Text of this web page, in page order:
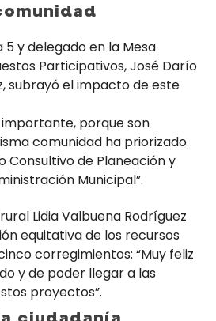
5 y delegado en la Mesa
Participativos, José Darío
subrayó el impacto de este
porque son
comunidad ha priorizado
Consultivo de Planeación y
Municipal”.
Lidia Valbuena Rodríguez
equitativa de los recursos
corregimientos: “Muy feliz
y de poder llegar a las
proyectos”.